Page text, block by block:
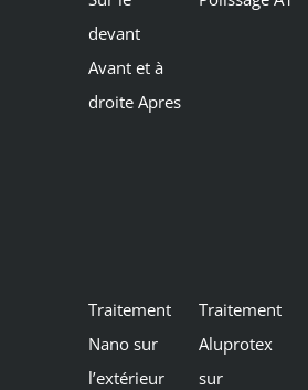
devant
Avant et à
droite Apres
Traitement
Nano sur
l’extérieur
Traitement
Aluprotex
sur